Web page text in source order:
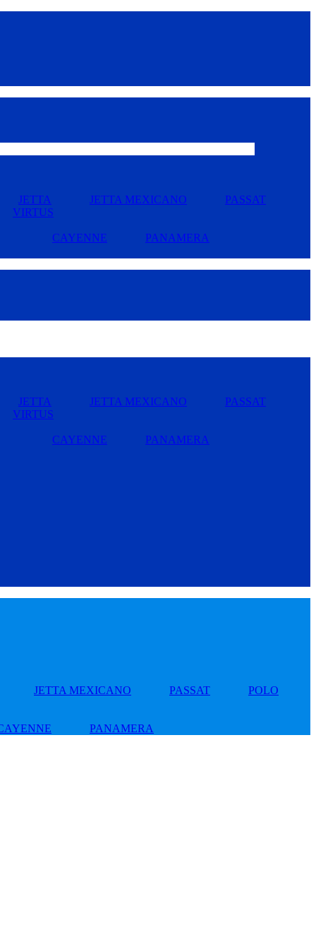
JETTA JETTA MEXICANO
PASSAT
VIRTUS
CAYENNE PANAMERA
JETTA JETTA MEXICANO
PASSAT
VIRTUS
CAYENNE PANAMERA
JETTA MEXICANO PASSAT
POLO
PANAMERA